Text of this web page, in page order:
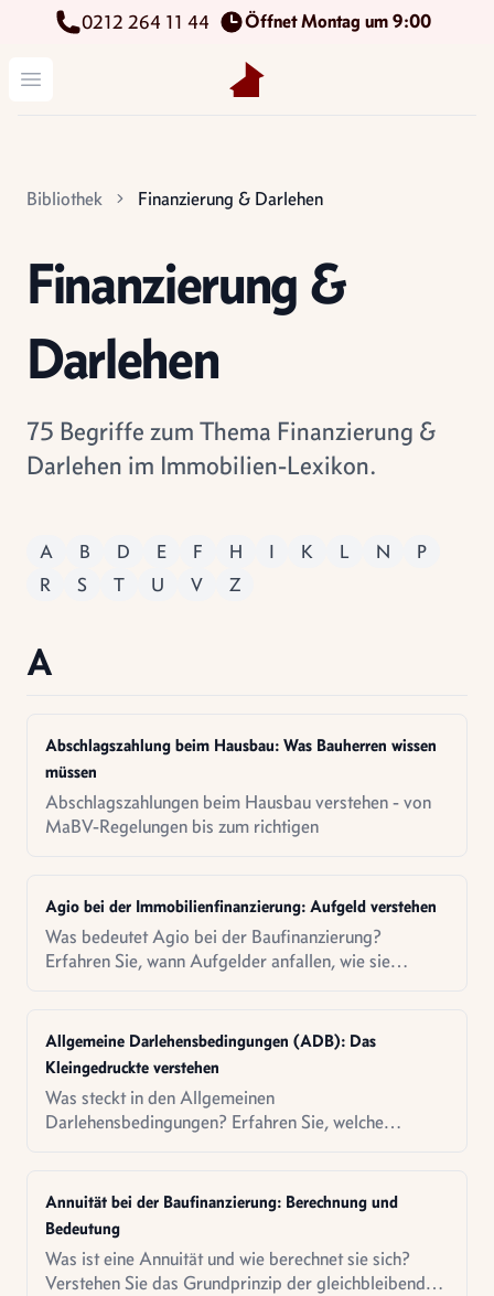
0212 264 11 44 Öffnet Montag um 9:00
Menü öffnen Kettenbach Immobilien GmbH
Bibliothek Finanzierung & Darlehen
Finanzierung &
Darlehen
75 Begriffe zum Thema Finanzierung &
Darlehen im Immobilien-Lexikon.
A B D E F H I K L N
P
R
S T U V Z
A
Abschlagszahlung beim Hausbau: Was Bauherren wissen
müssen
Abschlagszahlungen beim Hausbau verstehen - von
MaBV-Regelungen bis zum richtigen
Agio bei der Immobilienfinanzierung: Aufgeld verstehen
Was bedeutet Agio bei der Baufinanzierung?
Erfahren Sie, wann Aufgelder anfallen, wie sie
Allgemeine Darlehensbedingungen (ADB): Das
Kleingedruckte verstehen
Was steckt in den Allgemeinen
Darlehensbedingungen? Erfahren Sie, welche
Annuität bei der Baufinanzierung: Berechnung und
Bedeutung
Was ist eine Annuität und wie berechnet sie sich?
Verstehen Sie das Grundprinzip der gleichbleibenden